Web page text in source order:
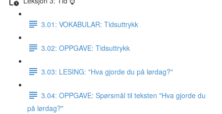
3.01: VOKABULAR: Tidsuttrykk
3.02: OPPGAVE: Tidsuttrykk
3.03: LESING: "Hva gjorde du på lørdag?"
3.04: OPPGAVE: Spørsmål til teksten "Hva gjorde du
på lørdag?"